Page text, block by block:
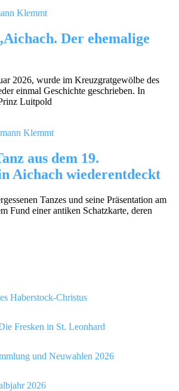
Klemmt
Der ehemalige
2026, wurde im Kreuzgratgewölbe des
einmal Geschichte geschrieben. In
Luitpold
Klemmt
aus dem 19.
Aichach wiederentdeckt
Tanzes und seine Präsentation am
Fund einer antiken Schatzkarte, deren
Haberstock-Christus
Fresken in St. Leonhard
und Neuwahlen 2026
2026